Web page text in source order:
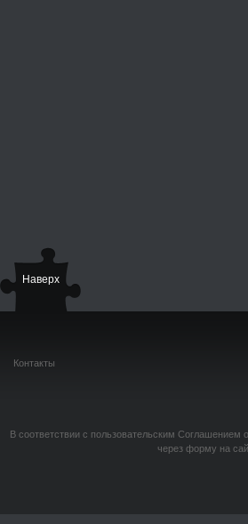
Наверх
Контакты
В соответствии с пользовательским Соглашением
через форму на